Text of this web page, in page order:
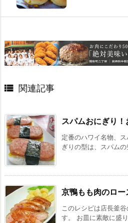
 関連記事
スパムおにぎり
定番のハワイ名物、
ぎりの型は、スパム
京鴨もも肉のロー
このレシピは店長釜
す。 お皿に素敵に盛